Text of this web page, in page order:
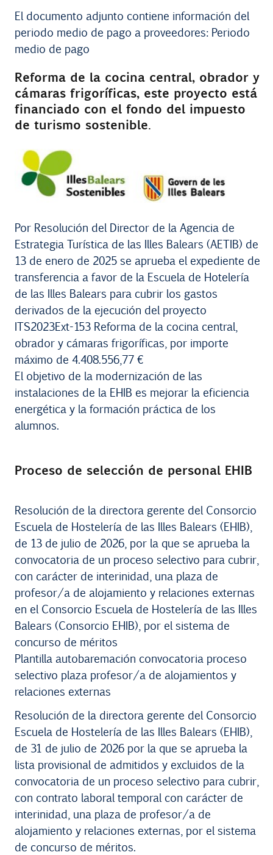
El documento adjunto contiene información del
periodo medio de pago a proveedores: Periodo
medio de pago
Reforma de la cocina central, obrador y
cámaras frigoríficas, este proyecto está
financiado con el fondo del impuesto
de turismo sostenible.
Por Resolución del Director de la Agencia de
Estrategia Turística de las Illes Balears (AETIB) de
13 de enero de 2025 se aprueba el expediente de
transferencia a favor de la Escuela de Hotelería
de las Illes Balears para cubrir los gastos
derivados de la ejecución del proyecto
ITS2023Ext-153 Reforma de la cocina central,
obrador y cámaras frigoríficas, por importe
máximo de 4.408.556,77 €
El objetivo de la modernización de las
instalaciones de la EHIB es mejorar la eficiencia
energética y la formación práctica de los
alumnos.
Proceso de selección de personal EHIB
Resolución de la directora gerente del Consorcio
Escuela de Hostelería de las Illes Balears (EHIB),
de 13 de julio de 2026, por la que se aprueba la
convocatoria de un proceso selectivo para cubrir,
con carácter de interinidad, una plaza de
profesor/a de alojamiento y relaciones externas
en el Consorcio Escuela de Hostelería de las Illes
Balears (Consorcio EHIB), por el sistema de
concurso de méritos
Plantilla autobaremación convocatoria proceso
selectivo plaza profesor/a de alojamientos y
relaciones externas
Resolución de la directora gerente del Consorcio
Escuela de Hostelería de las Illes Balears (EHIB),
de 31 de julio de 2026 por la que se aprueba la
lista provisional de admitidos y excluidos de la
convocatoria de un proceso selectivo para cubrir,
con contrato laboral temporal con carácter de
interinidad, una plaza de profesor/a de
alojamiento y relaciones externas, por el sistema
de concurso de méritos.